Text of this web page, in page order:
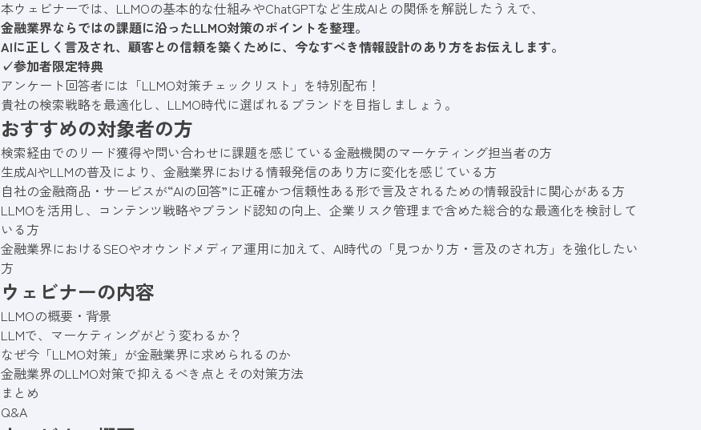
本ウェビナーでは、LLMOの基本的な仕組みやChatGPTなど生成AIとの関係を解説したうえで、
金融業界ならではの課題に沿ったLLMO対策のポイントを整理。
AIに正しく言及され、顧客との信頼を築くために、今なすべき情報設計のあり方をお伝えします。
✓参加者限定特典
アンケート回答者には「LLMO対策チェックリスト」を特別配布！
貴社の検索戦略を最適化し、LLMO時代に選ばれるブランドを目指しましょう。
おすすめの対象者の方
検索経由でのリード獲得や問い合わせに課題を感じている金融機関のマーケティング担当者の方
生成AIやLLMの普及により、金融業界における情報発信のあり方に変化を感じている方
自社の金融商品・サービスが“AIの回答”に正確かつ信頼性ある形で言及されるための情報設計に関心がある方
LLMOを活用し、コンテンツ戦略やブランド認知の向上、企業リスク管理まで含めた総合的な最適化を検討して
いる方
金融業界におけるSEOやオウンドメディア運用に加えて、AI時代の「見つかり方・言及のされ方」を強化したい
方
ウェビナーの内容
LLMOの概要・背景
LLMで、マーケティングがどう変わるか？
なぜ今「LLMO対策」が金融業界に求められるのか
金融業界のLLMO対策で抑えるべき点とその対策方法
まとめ
Q&A